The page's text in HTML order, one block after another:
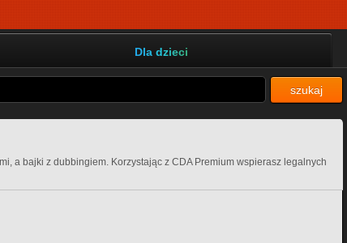
Dla dzieci
szukaj
a bajki z dubbingiem. Korzystając z CDA Premium wspierasz legalnych